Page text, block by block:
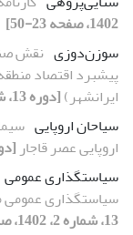
1402، صفحه 23-50]
سوزن‌دوزی نقش
پیشبرد اقتصاد
ایرانشهر)[دوره 13، شماره 3، 1402، صفحه 61-79]
سیاحان اروپایی
اروپایی عصر قاجار [دوره 13،
سیاستگذاری عمومی
سیاستگذاری عمومی
13، شماره 2، 1402، صفحه 1-14]